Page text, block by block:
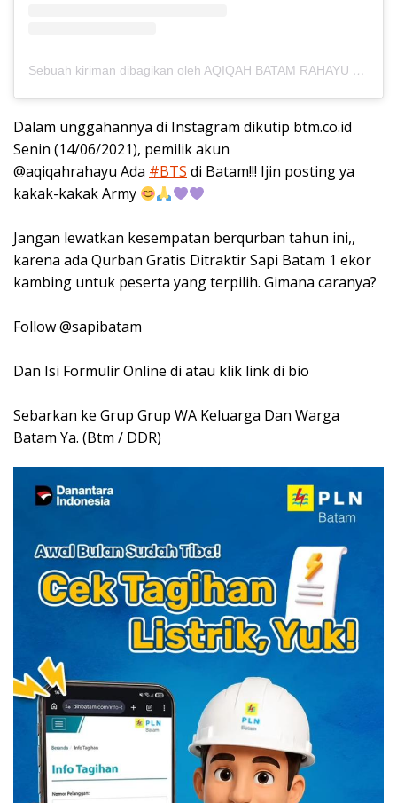
Sebuah kiriman dibagikan oleh AQIQAH BATAM RAHAYU (@aqiqahrahayu)
Dalam unggahannya di Instagram dikutip btm.co.id
Senin (14/06/2021), pemilik akun
@aqiqahrahayu Ada #BTS di Batam!!! Ijin posting ya
kakak-kakak Army
Jangan lewatkan kesempatan berqurban tahun ini,,
karena ada Qurban Gratis Ditraktir Sapi Batam 1 ekor
kambing untuk peserta yang terpilih. Gimana caranya?
Follow @sapibatam
Dan Isi Formulir Online di atau klik link di bio
Sebarkan ke Grup Grup WA Keluarga Dan Warga
Batam Ya. (Btm / DDR)